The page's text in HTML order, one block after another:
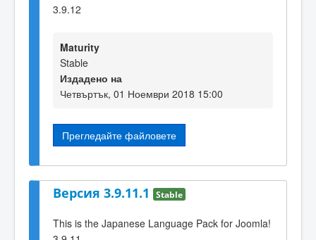
3.9.12
Maturity
Stable
Издадено на
Четвъртък, 01 Ноември 2018 15:00
Прегледайте файловете
Версия 3.9.11.1 Stable
This is the Japanese Language Pack for Joomla!